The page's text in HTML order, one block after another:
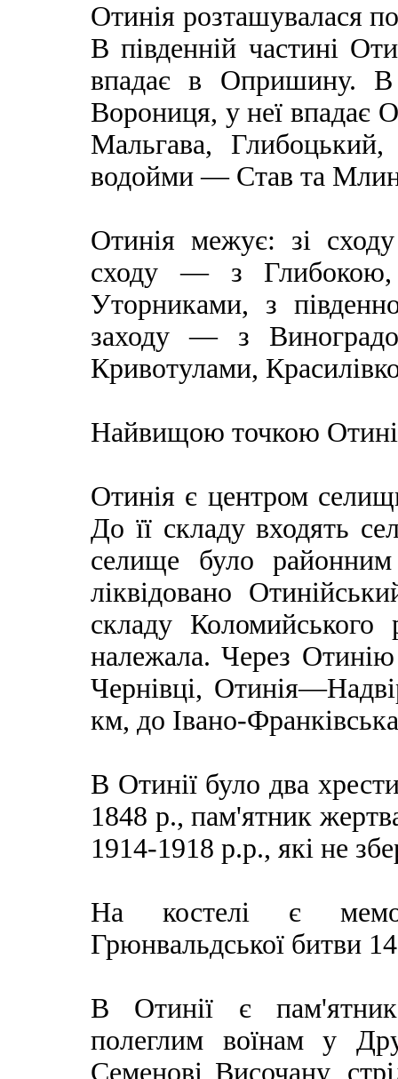
Отинія розташувалася
В південній частині
впадає в Опришину. В
Ворониця, у неї
Мальгава,
водойми — Став та
Отинія межує: зі
сходу — з
Уторниками, з
заходу — з
Кривотулами,
Найвищою точкою
Отинія є центром
До її складу входять
селище було
ліквідовано
складу
належала. Через
Чернівці,
км, до Івано-
В Отинії було два
1848 р., пам'ятник
1914-1918 р.р., які не
На костелі є
Грюнвальдської битви
В Отинії є
полеглим воїнам у
Семенові Височану,